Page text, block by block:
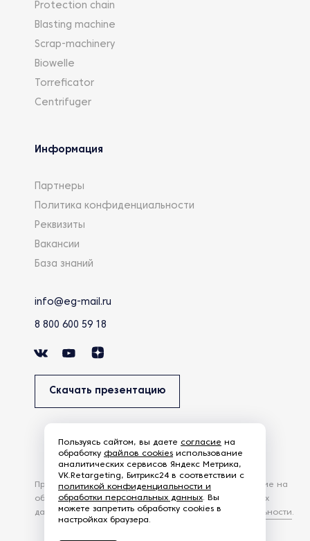
Protection chain
Blasting machine
Scrap-machinery
Biowelle
Torreficator
Centrifuger
Информация
Партнеры
Политика конфиденциальности
Реквизиты
Вакансии
База знаний
info@eg-mail.ru
8 800 600 59 18
Скачать презентацию
Продолжая использовать наш сайт, вы даете согласие на
обработку файлов Cookies и других пользовательских
данных, в соответствии сПолитикой конфиденциальности.
Пользуясь сайтом, вы даете согласие на
обработку файлов cookies использование
аналитических сервисов Яндекс Метрика,
VK.Retargeting, Битрикс24 в соответствии с
политикой конфиденциальности и
обработки персональных данных. Вы
можете запретить обработку cookies в
настройках браузера.